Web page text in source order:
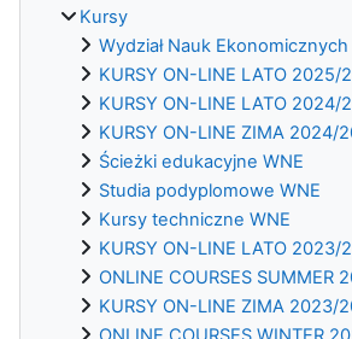
Kursy
Wydział Nauk Ekonomicznych
KURSY ON-LINE LATO 2025/
KURSY ON-LINE LATO 2024/
KURSY ON-LINE ZIMA 2024/
Ścieżki edukacyjne WNE
Studia podyplomowe WNE
Kursy techniczne WNE
KURSY ON-LINE LATO 2023/
ONLINE COURSES SUMMER
KURSY ON-LINE ZIMA 2023/